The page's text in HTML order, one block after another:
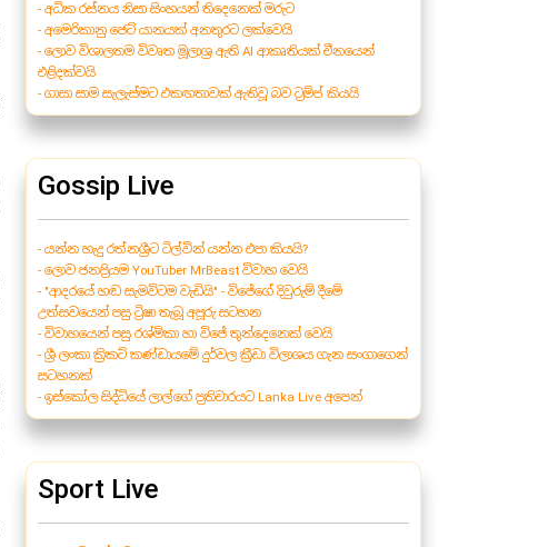
- අධික රස්නය නිසා සිංහයන් තිදෙනෙක් මරුට
- අමෙරිකානු ජෙට් යානයක් අනතුරට ලක්වෙයි
- ලොව විශාලතම විවෘත මූලාශ්‍ර ඇති AI ආකෘතියක් චීනයෙන්
එළිදක්වයි
- ගාසා සාම සැලැස්මට එකඟතාවක් ඇතිවූ බව ට්‍රම්ප් කියයි
Gossip Live
- යන්න හැදු රත්නශ්‍රීට ටිල්වින් යන්න එපා කියයි?
- ලොව ජනප්‍රියම YouTuber MrBeast විවාහ වෙයි
- "ආදරයේ හඬ සැමවිටම වැඩියි" - විජේගේ දිවුරුම් දීමේ
උත්සවයෙන් පසු ට්‍රිෂා තැබූ අපූරු සටහන
- විවාහයෙන් පසු රශ්මිකා හා විජේ තුන්දෙනෙක් වෙයි
- ශ්‍රී ලංකා ක්‍රිකට් කණ්ඩායමේ දුර්වල ක්‍රීඩා විලාශය ගැන සංගාගෙන්
සටහනක්
- ඉස්කෝල සිද්ධියේ ලාල්ගේ ප්‍රතිචාරයට Lanka Live අපෙන්
Sport Live